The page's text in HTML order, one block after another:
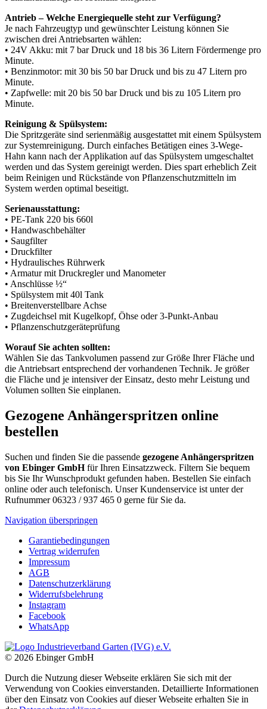
Antrieb – Welche Energiequelle steht zur Verfügung?
Je nach Fahrzeugtyp und gewünschter Leistung können Sie
zwischen drei Antriebsarten wählen:
• 24V Akku: mit 7 bar Druck und 18 bis 36 Litern Fördermenge pro
Minute.
• Benzinmotor: mit 30 bis 50 bar Druck und bis zu 47 Litern pro
Minute.
• Zapfwelle: mit 20 bis 50 bar Druck und bis zu 105 Litern pro
Minute.
Reinigung & Spülsystem:
Die Spritzgeräte sind serienmäßig ausgestattet mit einem Spülsystem
zur Systemreinigung. Durch einfaches Betätigen eines 3-Wege-
Hahn kann nach der Applikation auf das Spülsystem umgeschaltet
werden und das System gereinigt werden. Dies spart erheblich Zeit
beim Reinigen und Rückstände von Pflanzenschutzmitteln im
System werden optimal beseitigt.
Serienausstattung:
• PE-Tank 220 bis 660l
• Handwaschbehälter
• Saugfilter
• Druckfilter
• Hydraulisches Rührwerk
• Armatur mit Druckregler und Manometer
• Anschlüsse ½“
• Spülsystem mit 40l Tank
• Breitenverstellbare Achse
• Zugdeichsel mit Kugelkopf, Öhse oder 3-Punkt-Anbau
• Pflanzenschutzgeräteprüfung
Worauf Sie achten sollten:
Wählen Sie das Tankvolumen passend zur Größe Ihrer Fläche und
die Antriebsart entsprechend der vorhandenen Technik. Je größer
die Fläche und je intensiver der Einsatz, desto mehr Leistung und
Volumen sollten Sie einplanen.
Gezogene Anhängerspritzen online
bestellen
Suchen und finden Sie die passende gezogene Anhängerspritzen
von Ebinger GmbHfür Ihren Einsatzzweck. Filtern Sie bequem
bis Sie Ihr Wunschprodukt gefunden haben. Bestellen Sie einfach
online oder auch telefonisch. Unser Kundenservice ist unter der
Rufnummer 06323 / 937 465 0 gerne für Sie da.
Navigation überspringen
Garantiebedingungen
Vertrag widerrufen
Impressum
AGB
Datenschutzerklärung
Widerrufsbelehrung
Instagram
Facebook
WhatsApp
© 2026 Ebinger GmbH
Durch die Nutzung dieser Webseite erklären Sie sich mit der
Verwendung von Cookies einverstanden. Detaillierte Informationen
über den Einsatz von Cookies auf dieser Webseite erhalten Sie in